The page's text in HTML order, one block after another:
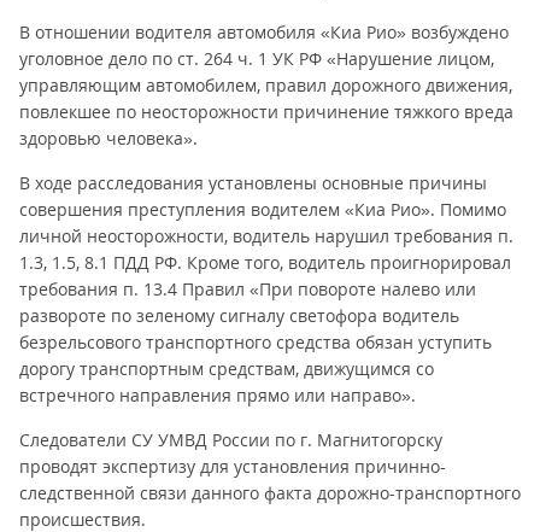
В отношении водителя автомобиля «Киа Рио» возбуждено
уголовное дело по ст. 264 ч. 1 УК РФ «Нарушение лицом,
управляющим автомобилем, правил дорожного движения,
повлекшее по неосторожности причинение тяжкого вреда
здоровью человека».
В ходе расследования установлены основные причины
совершения преступления водителем «Киа Рио». Помимо
личной неосторожности, водитель нарушил требования п.
1.3, 1.5, 8.1 ПДД РФ. Кроме того, водитель проигнорировал
требования п. 13.4 Правил «При повороте налево или
развороте по зеленому сигналу светофора водитель
безрельсового транспортного средства обязан уступить
дорогу транспортным средствам, движущимся со
встречного направления прямо или направо».
Следователи СУ УМВД России по г. Магнитогорску
проводят экспертизу для установления причинно-
следственной связи данного факта дорожно-транспортного
происшествия.